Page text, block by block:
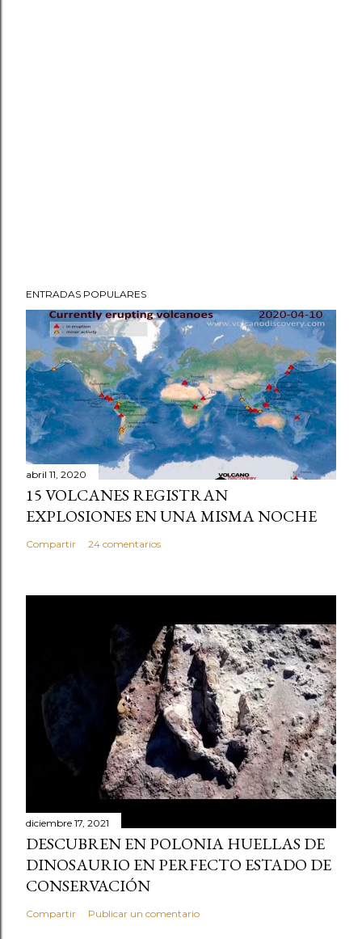
ENTRADAS POPULARES
abril 11, 2020
15 VOLCANES REGISTRAN
EXPLOSIONES EN UNA MISMA NOCHE
Compartir 24 comentarios
diciembre 17, 2021
DESCUBREN EN POLONIA HUELLAS DE
DINOSAURIO EN PERFECTO ESTADO DE
CONSERVACIÓN
Compartir Publicar un comentario